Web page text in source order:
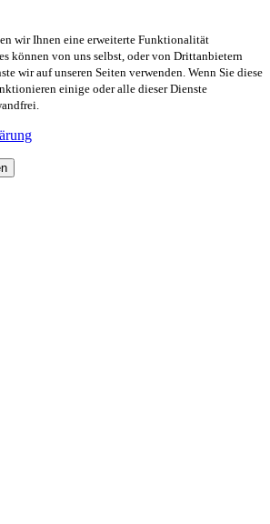
wir Ihnen eine erweiterte Funktionalität
können von uns selbst, oder von Drittanbietern
wir auf unseren Seiten verwenden. Wenn Sie diese
einige oder alle dieser Dienste